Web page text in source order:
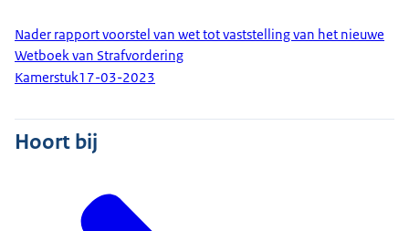
Nader rapport voorstel van wet tot vaststelling van het nieuwe
Wetboek van Strafvordering
Kamerstuk17-03-2023
Hoort bij